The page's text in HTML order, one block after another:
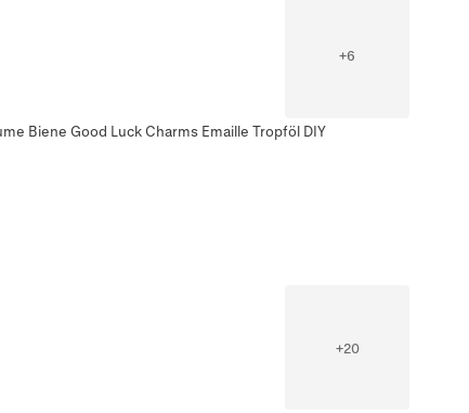
+6
Biene Good Luck Charms Emaille Tropföl DIY
+20